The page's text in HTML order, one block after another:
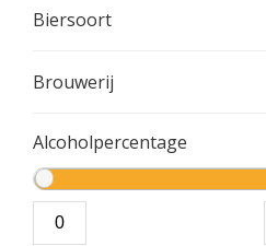
Biersoort
Brouwerij
Alcoholpercentage